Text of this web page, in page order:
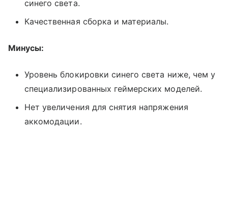
синего света.
Качественная сборка и материалы.
Минусы:
Уровень блокировки синего света ниже, чем у
специализированных геймерских моделей.
Нет увеличения для снятия напряжения
аккомодации.